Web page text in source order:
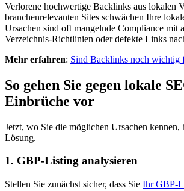
Verlorene hochwertige Backlinks aus lokalen
branchenrelevanten Sites schwächen Ihre
Ursachen sind oft mangelnde Compliance mit
Verzeichnis-Richtlinien oder defekte Links
Mehr erfahren: Sind Backlinks noch wichtig
So gehen Sie gegen lokale
Einbrüche vor
Jetzt, wo Sie die möglichen Ursachen kennen,
Lösung.
1. GBP-Listing analysieren
Stellen Sie zunächst sicher, dass Sie Ihr GBP-